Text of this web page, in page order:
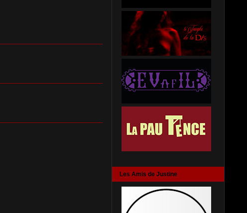
Les Amis de Justine